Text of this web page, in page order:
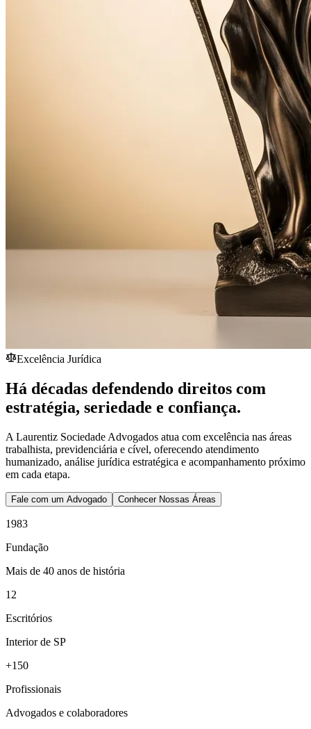
Excelência Jurídica
Há décadas defendendo direitos com
estratégia, seriedade e confiança.
A Laurentiz Sociedade Advogados atua com excelência nas áreas
trabalhista, previdenciária e cível, oferecendo atendimento
humanizado, análise jurídica estratégica e acompanhamento próximo
em cada etapa.
Fale com um Advogado Conhecer Nossas Áreas
1983
Fundação
Mais de 40 anos de história
12
Escritórios
Interior de SP
+150
Profissionais
Advogados e colaboradores